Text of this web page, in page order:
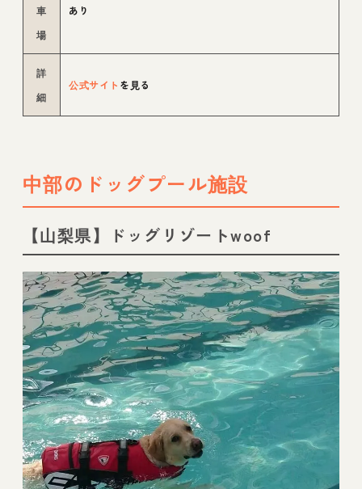
車
場
あり
詳
細
公式サイト を見る
中部のドッグプール施設
【山梨県】ドッグリゾートwoof